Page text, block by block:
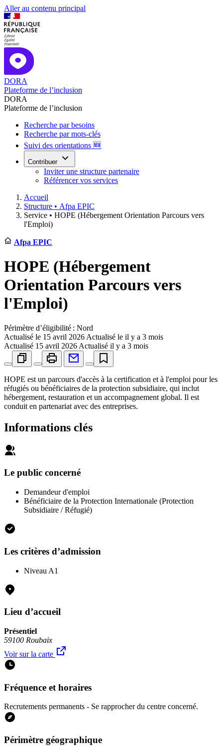
Aller au contenu principal
DORA
Plateforme de l’inclusion
DORA
Plateforme de l’inclusion
Recherche par besoins
Recherche par mots-clés
Suivi des orientations 🆕
Contribuer
Inviter une structure partenaire
Référencer vos services
Accueil
Structure • Afpa EPIC
Service • HOPE (Hébergement Orientation Parcours vers
l'Emploi)
Afpa EPIC
HOPE (Hébergement
Orientation Parcours vers
l'Emploi)
Périmètre d’éligibilité : Nord
Actualisé le 15 avril 2026 Actualisé le il y a 3 mois
Actualisé 15 avril 2026 Actualisé il y a 3 mois
HOPE est un parcours d'accès à la certification et à l'emploi pour les
réfugiés ou bénéficiaires de la protection subsidiaire, qui inclut
hébergement, restauration et un accompagnement global. Il est
conduit en partenariat avec des entreprises.
Informations clés
Le public concerné
Demandeur d'emploi
Bénéficiaire de la Protection Internationale (Protection
Subsidiaire / Réfugié)
Les critères d’admission
Niveau A1
Lieu d’accueil
Présentiel
59100 Roubaix
Voir sur la carte
Fréquence et horaires
Recrutements permanents - Se rapprocher du centre concerné.
Périmètre géographique